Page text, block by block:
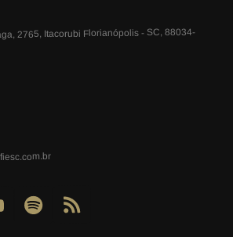
2765, Itacorubi Florianópolis - SC, 88034-